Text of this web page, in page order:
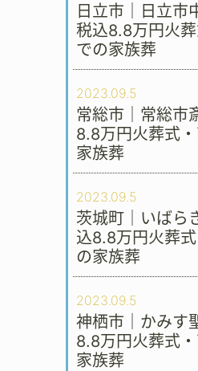
日立市｜日立市
税込8.8万円火
での家族葬
2023.09.5
常総市｜常総市
8.8万円火葬式
家族葬
2023.09.5
茨城町｜いばら
込8.8万円火葬
の家族葬
2023.09.5
神栖市｜かみす
8.8万円火葬式
家族葬